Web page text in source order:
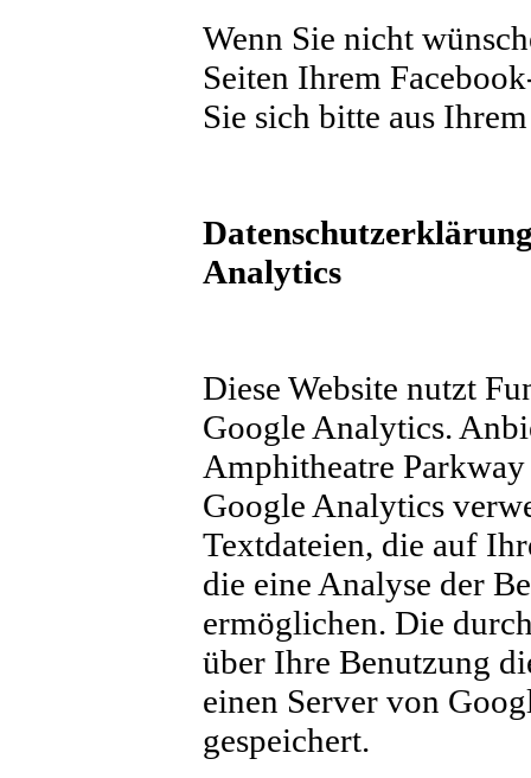
Wenn Sie nicht
Seiten Ihrem
Sie sich bitte aus
Analytics
Diese Website nutzt
Google Analytics.
Amphitheatre
Google Analytics
Textdateien, die auf
die eine Analyse der
ermöglichen. Die
über Ihre Benutzung
einen Server von
gespeichert.